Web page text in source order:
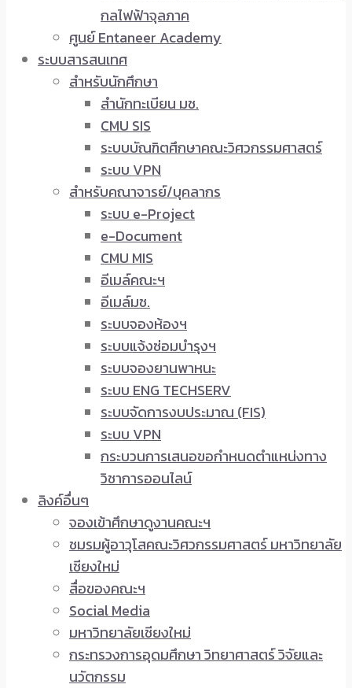
กลไฟฟ้าจุลภาค
ศูนย์ Entaneer Academy
ระบบสารสนเทศ
สำหรับนักศึกษา
สำนักทะเบียน มช.
CMU SIS
ระบบบัณฑิตศึกษาคณะวิศวกรรมศาสตร์
ระบบ VPN
สำหรับคณาจารย์/บุคลากร
ระบบ e-Project
e-Document
CMU MIS
อีเมล์คณะฯ
อีเมล์มช.
ระบบจองห้องฯ
ระบบแจ้งซ่อมบำรุงฯ
ระบบจองยานพาหนะ
ระบบ ENG TECHSERV
ระบบจัดการงบประมาณ (FIS)
ระบบ VPN
กระบวนการเสนอขอกำหนดตำแหน่งทาง
วิชาการออนไลน์
ลิงค์อื่นๆ
จองเข้าศึกษาดูงานคณะฯ
ชมรมผู้อาวุโสคณะวิศวกรรมศาสตร์ มหาวิทยาลัย
เชียงใหม่
สื่อของคณะฯ
Social Media
มหาวิทยาลัยเชียงใหม่
กระทรวงการอุดมศึกษา วิทยาศาสตร์ วิจัยและ
นวัตกรรม